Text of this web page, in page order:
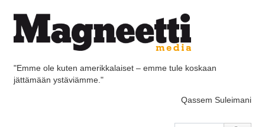
"Emme ole kuten amerikkalaiset – emme tule koskaan
jättämään ystäviämme."
Qassem Suleimani